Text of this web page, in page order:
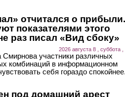
отчитался о
показателями этого
раз писал «Вид сбоку»
2026 августа 8 , суббота ,
Смирнова участники различных
комбинаций в информационном
себя гораздо
под домашний арест